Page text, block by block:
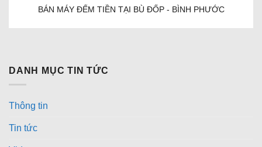
BÁN MÁY ĐẾM TIỀN TẠI BÙ ĐỐP - BÌNH PHƯỚC
DANH MỤC TIN TỨC
Thông tin
Tin tức